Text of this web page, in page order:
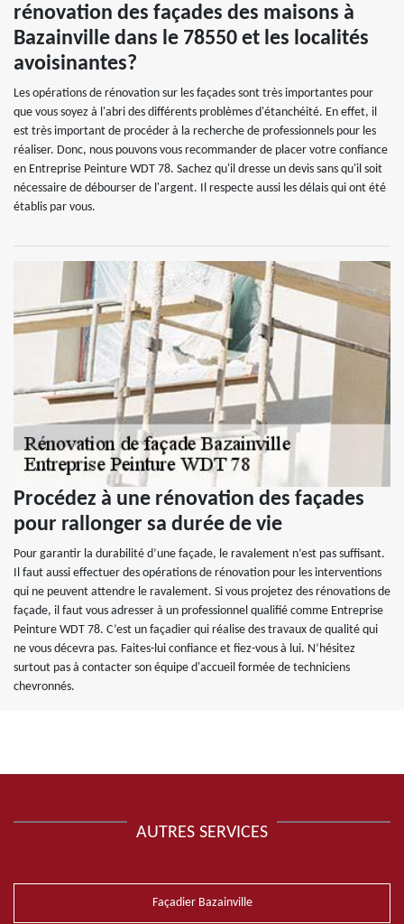
rénovation des façades des maisons à
Bazainville dans le 78550 et les localités
avoisinantes?
Les opérations de rénovation sur les façades sont très importantes pour
que vous soyez à l'abri des différents problèmes d'étanchéité. En effet, il
est très important de procéder à la recherche de professionnels pour les
réaliser. Donc, nous pouvons vous recommander de placer votre confiance
en Entreprise Peinture WDT 78. Sachez qu'il dresse un devis sans qu'il soit
nécessaire de débourser de l'argent. Il respecte aussi les délais qui ont été
établis par vous.
Procédez à une rénovation des façades
pour rallonger sa durée de vie
Pour garantir la durabilité d’une façade, le ravalement n’est pas suffisant.
Il faut aussi effectuer des opérations de rénovation pour les interventions
qui ne peuvent attendre le ravalement. Si vous projetez des rénovations de
façade, il faut vous adresser à un professionnel qualifié comme Entreprise
Peinture WDT 78. C’est un façadier qui réalise des travaux de qualité qui
ne vous décevra pas. Faites-lui confiance et fiez-vous à lui. N’hésitez
surtout pas à contacter son équipe d'accueil formée de techniciens
chevronnés.
AUTRES SERVICES
Façadier Bazainville